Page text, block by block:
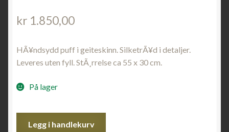
kr 1.850,00
HÃ¥ndsydd puff i geiteskinn. SilketrÃ¥d i detaljer.
Leveres uten fyll. StÃ¸rrelse ca 55 x 30 cm.
På lager
Legg i handlekurv